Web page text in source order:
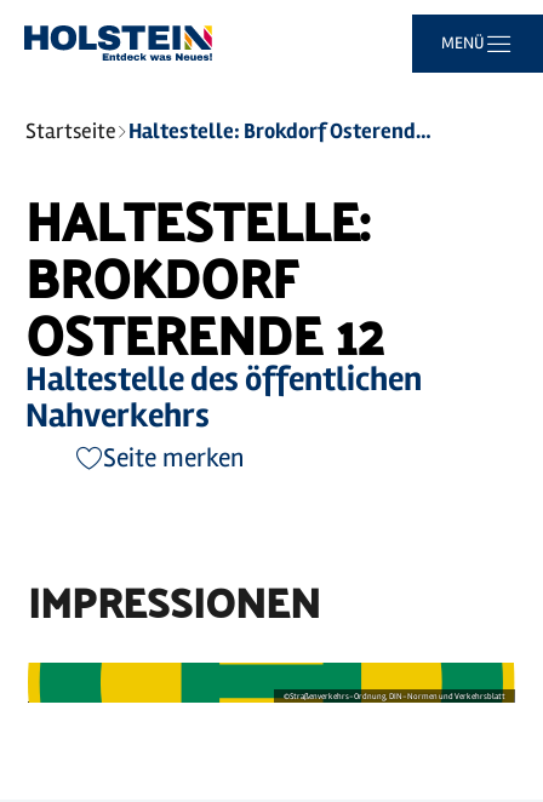
MENÜ
Sie
sind
Startseite Haltestelle: Brokdorf Osterende 12
HALTESTELLE:
BROKDORF
OSTERENDE 12
Haltestelle des öffentlichen
Nahverkehrs
Seite merken
IMPRESSIONEN
©Straßenverkehrs-Ordnung, DIN-Normen und Verkehrsblatt